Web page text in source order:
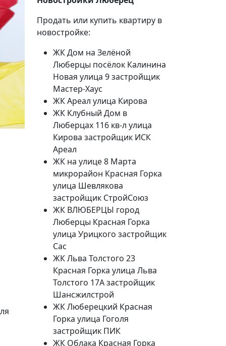
20%
Социальная скидка
Пенсионеры, люди с ограниченными
военных конфликтов и ликвидаторы
Использовать скидку
Продать или купить квартиру в
новостройке:
ЖК Дом на Зелёной
Люберцы посёлок Калинина
Новая улица 9 застройщик
Мастер-Хаус
ЖК Ареал улица Кирова
ЖК Клубный Дом в
Люберцах 116 кв-л улица
Кирова застройщик ИСК
Ареал
ЖК на улице 8 Марта
микрорайон Красная Горка
улица Шевлякова
застройщик СтройСоюз
ЖК ВЛЮБЕРЦЫ город
Люберцы Красная Горка
улица Урицкого застройщик
Сас
ЖК Льва Толстого 23
Красная Горка улица Льва
Толстого 17А застройщик
Шансжилстрой
ЖК Люберецкий Красная
Горка улица Гоголя
застройщик ПИК
ЖК Облака Красная Горка